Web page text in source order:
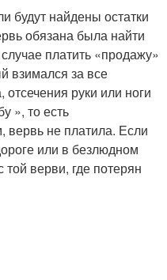
будут найдены остатки
обязана была найти
платить «продажу»
взимался за все
руки или ноги
», то есть
вервь не платила. Если
или в безлюдном
верви, где потерян